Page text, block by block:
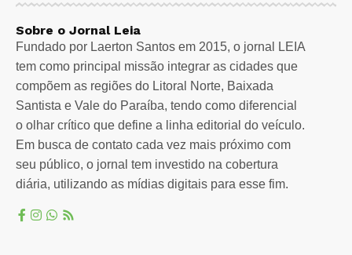
Sobre o Jornal Leia
Fundado por Laerton Santos em 2015, o jornal LEIA
tem como principal missão integrar as cidades que
compõem as regiões do Litoral Norte, Baixada
Santista e Vale do Paraíba, tendo como diferencial
o olhar crítico que define a linha editorial do veículo.
Em busca de contato cada vez mais próximo com
seu público, o jornal tem investido na cobertura
diária, utilizando as mídias digitais para esse fim.